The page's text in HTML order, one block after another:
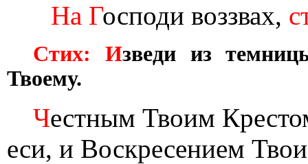
На Господи воззвах,
Стих: Изведи из
Твоему.
Честным Твоим
еси, и Воскресением